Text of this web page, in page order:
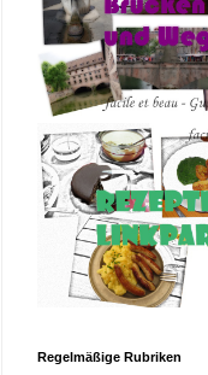
Regelmäßige Rubriken